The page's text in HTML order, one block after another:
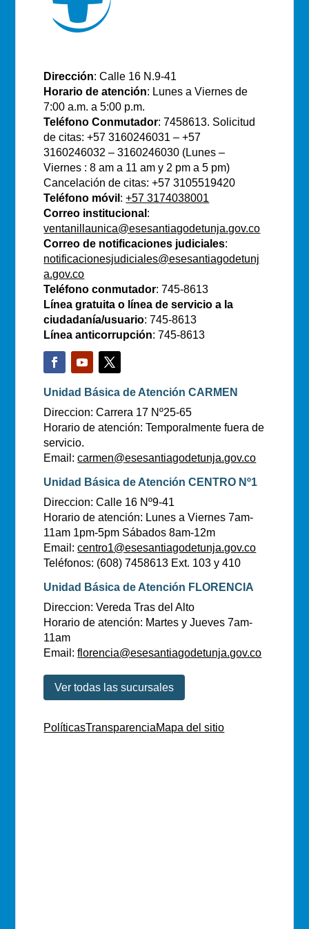
Dirección: Calle 16 N.9-41
Horario de atención: Lunes a Viernes de
7:00 a.m. a 5:00 p.m.
Teléfono Conmutador: 7458613. Solicitud
de citas: +57 3160246031 – +57
3160246032 – 3160246030 (Lunes –
Viernes : 8 am a 11 am y 2 pm a 5 pm)
Cancelación de citas: +57 3105519420
Teléfono móvil :+57 3174038001
Correo institucional :
ventanillaunica@esesantiagodetunja.gov.co
Correo de notificaciones judiciales:
notificacionesjudiciales@esesantiagodetunj
a.gov.co
Teléfono conmutador: 745-8613
Línea gratuita o línea de servicio a la
ciudadanía/usuario: 745-8613
Línea anticorrupción: 745-8613
Unidad Básica de Atención CARMEN
Direccion: Carrera 17 Nº25-65
Horario de atención: Temporalmente fuera de
servicio.
Email:carmen@esesantiagodetunja.gov.co
Unidad Básica de Atención CENTRO Nº1
Direccion: Calle 16 Nº9-41
Horario de atención: Lunes a Viernes 7am-
11am 1pm-5pm Sábados 8am-12m
Email:centro1@esesantiagodetunja.gov.co
Teléfonos: (608) 7458613 Ext. 103 y 410
Unidad Básica de Atención FLORENCIA
Direccion: Vereda Tras del Alto
Horario de atención: Martes y Jueves 7am-
11am
Email:florencia@esesantiagodetunja.gov.co
Ver todas las sucursales
PolíticasTransparenciaMapa del sitio